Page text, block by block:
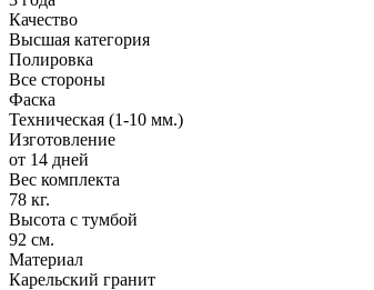
Качество
Высшая категория
Полировка
Все стороны
Фаска
Техническая (1-10 мм.)
Изготовление
от 14 дней
Вес комплекта
78 кг.
Высота с тумбой
92 см.
Материал
Карельский гранит